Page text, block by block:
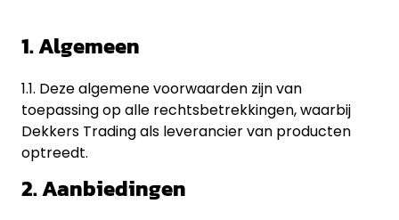
1. Algemeen
1.1. Deze algemene voorwaarden zijn van
toepassing op alle rechtsbetrekkingen, waarbij
Dekkers Trading als leverancier van producten
optreedt.
2. Aanbiedingen